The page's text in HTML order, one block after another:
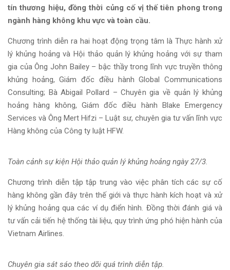
tín thương hiệu, đồng thời củng cố vị thế tiên phong trong
ngành hàng không khu vực và toàn cầu.
Chương trình diễn ra hai hoạt động trọng tâm là Thực hành xử
lý khủng hoảng và Hội thảo quản lý khủng hoảng với sự tham
gia của Ông John Bailey – bậc thầy trong lĩnh vực truyền thông
khủng hoảng, Giám đốc điều hành Global Communications
Consulting; Bà Abigail Pollard – Chuyên gia về quản lý khủng
hoảng hàng không, Giám đốc điều hành Blake Emergency
Services và Ông Mert Hifzi – Luật sư, chuyên gia tư vấn lĩnh vực
Hàng không của Công ty luật HFW.
Toàn cảnh sự kiện Hội thảo quản lý khủng hoảng ngày 27/3.
Chương trình diễn tập tập trung vào việc phân tích các sự cố
hàng không gần đây trên thế giới và thực hành kích hoạt và xử
lý khủng hoảng qua các ví dụ điển hình. Đồng thời đánh giá và
tư vấn cải tiến hệ thống tài liệu, quy trình ứng phó hiện hành của
Vietnam Airlines.
Chuyên gia sát sáo theo dõi quá trình diễn tập.